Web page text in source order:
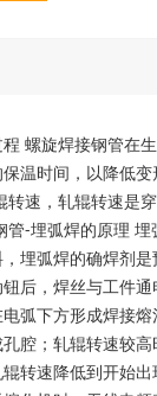
螺旋焊接钢管在
温时间，以降低
转速，轧辊转速是
管-埋弧焊的原理
埋弧焊的确焊剂
后，焊丝与工件
弧下方形成焊接
腔；轧辊转速较
转速降低到开始